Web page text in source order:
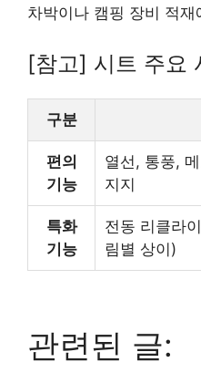
차박이나 캠핑 장비 적
[참고] 시트 주요
구분
편의
기능
열선, 통풍,
지지
특화
기능
전동 리클라
림별 상이)
관련된 글: